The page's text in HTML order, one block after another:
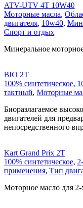
ATV-UTV 4T 10W40
Моторные масла,
двигателя, 10w40,
Спорт и отдых
Минеральное
BIO 2T
100% синтетическое,
тактный, Моторные
Биоразлагаемое
двигателей для
непосредственного
Kart Grand Prix 2T
100% синтетическое,
применения, Тип
Моторное масло для 2-